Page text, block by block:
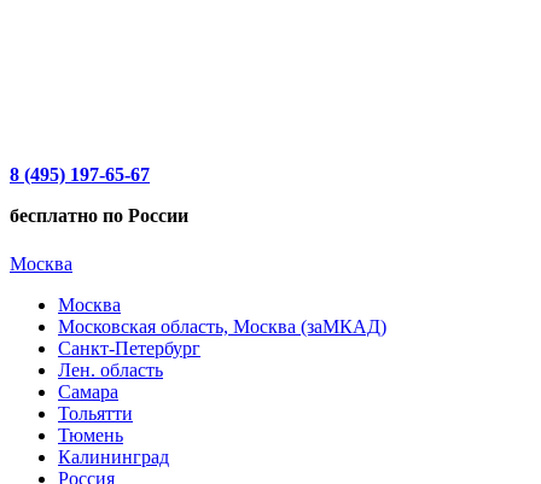
8 (495) 197-65-67
бесплатно по России
Москва
Москва
Московская область, Москва (заМКАД)
Санкт-Петербург
Лен. область
Самара
Тольятти
Тюмень
Калининград
Россия